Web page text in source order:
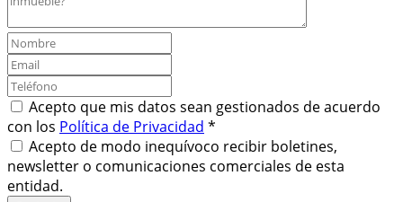
Acepto que mis datos sean gestionados de acuerdo
con los Política de Privacidad *
Acepto de modo inequívoco recibir boletines,
newsletter o comunicaciones comerciales de esta
entidad.